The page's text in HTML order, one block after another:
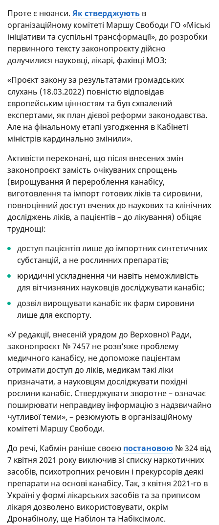
Проте є нюанси. Як стверджують в
організаційному комітеті Маршу Свободи ГО «Міські
ініціативи та суспільні трансформації», до розробки
первинного тексту законопроєкту дійсно
долучилися науковці, лікарі, фахівці МОЗ:
«Проєкт закону за результатами громадських
слухань (18.03.2022) повністю відповідав
європейським цінностям та був схвалений
експертами, як план дієвої реформи законодавства.
Але на фінальному етапі узгодження в Кабінеті
міністрів кардинально змінили».
Активісти переконані, що після внесених змін
законопроєкт замість очікуваних спрощень
(вирощування й перероблення канабісу,
виготовлення та імпорт готових ліків та сировини,
повноцінний доступ вчених до наукових та клінічних
досліджень ліків, а пацієнтів – до лікування) обіцяє
труднощі:
доступ пацієнтів лише до імпортних синтетичних
субстанцій, а не рослинних препаратів;
юридичні ускладнення чи навіть неможливість
для вітчизняних науковців досліджувати канабіс;
дозвіл вирощувати канабіс як фарм сировини
лише для експорту.
«У редакції, внесеній урядом до Верховної Ради,
законопроєкт № 7457 не розв’яже проблему
медичного канабісу, не допоможе пацієнтам
отримати доступ до ліків, медикам такі ліки
призначати, а науковцям досліджувати похідні
рослини канабіс. Стверджувати зворотне – означає
поширювати неправдиву інформацію з надзвичайно
чутливої теми», – резюмують в організаційному
комітеті Маршу Свободи.
До речі, Кабмін раніше своєю постановою № 324 від
7 квітня 2021 року виключив зі списку наркотичних
засобів, психотропних речовин і прекурсорів деякі
препарати на основі канабісу. Так, з квітня 2021-го в
Україні у формі лікарських засобів та за приписом
лікаря дозволено використовувати, окрім
Дронабінолу, ще Набілон та Набіксімолс.